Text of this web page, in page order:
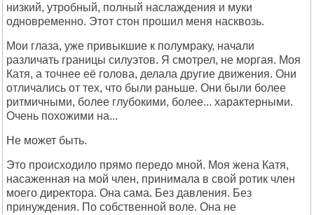
низкий, утробный, полный наслаждения и муки
одновременно. Этот стон прошил меня насквозь.
Мои глаза, уже привыкшие к полумраку, начали
различать границы силуэтов. Я смотрел, не моргая. Моя
Катя, а точнее её голова, делала другие движения. Они
отличались от тех, что были раньше. Они были более
ритмичными, более глубокими, более... характерными.
Очень похожими на...
Не может быть.
Это происходило прямо передо мной. Моя жена Катя,
насаженная на мой член, принимала в свой ротик член
моего директора. Она сама. Без давления. Без
принуждения. По собственной воле. Она не